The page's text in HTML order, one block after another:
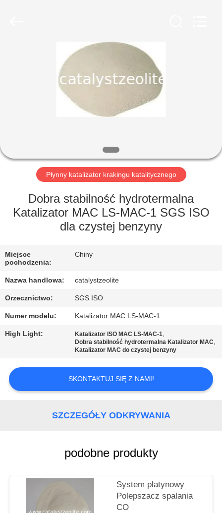
PRODUKTY
WYCIECZKA
FABRYCE
KONTROLA
SKONTAKTUJ
NAMI
AKTUALNOŚCI
SPRAWY
SITEMAP
Płynny katalizator krakingu katalitycznego
Dobra stabilność hydrotermalna
Katalizator MAC LS-MAC-1 SGS ISO
dla czystej benzyny
Miejsce
pochodzenia:
Chiny
Nazwa handlowa: catalystzeolite
Orzecznictwo: SGS ISO
Numer modelu: Katalizator MAC LS-MAC-1
High Light: Katalizator ISO MAC LS-MAC-1,
Dobra stabilność hydrotermalna Katalizator MAC,
Katalizator MAC do czystej benzyny
SKONTAKTUJ SIĘ Z NAMI!
SZCZEGÓŁY ODKRYWANIA
podobne produkty
System platynowy
Polepszacz spalania
CO